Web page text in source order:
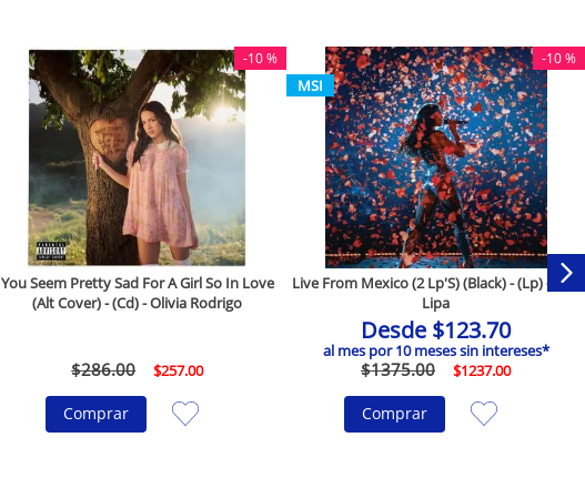
-10 %
You Seem Pretty Sad For A Girl So In Love
(Alt Cover) - (Cd) - Olivia Rodrigo
$286.00 $257.00
Comprar
MSI
-10 %
Live From Mexico (2 Lp'S) (Black) - (Lp) - Dua
Lipa
Desde $123.70
al mes por10meses sin intereses*
$1375.00 $1237.00
Comprar